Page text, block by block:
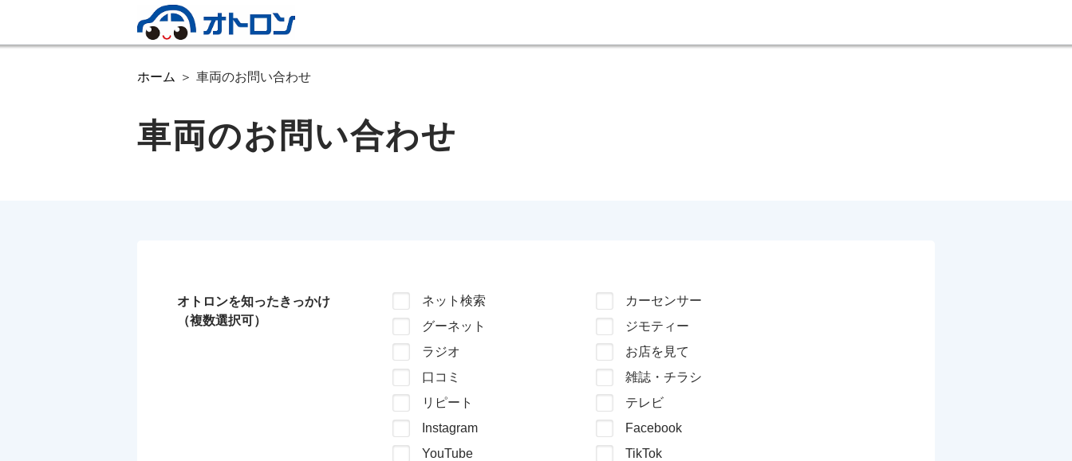
ホーム 車両のお問い合わせ
車両のお問い合わせ
オトロンを知ったきっかけ
（複数選択可）
ネット検索
カーセンサー
グーネット
ジモティー
ラジオ
お店を見て
口コミ
雑誌・チラシ
リピート
テレビ
Instagram
Facebook
YouTube
TikTok